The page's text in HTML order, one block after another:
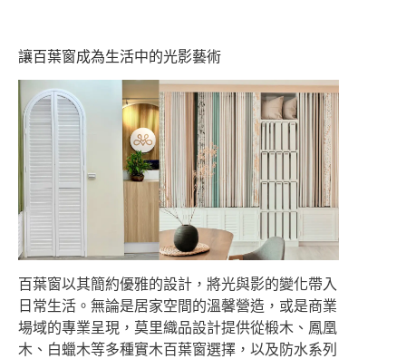
讓百葉窗成為生活中的光影藝術
百葉窗以其簡約優雅的設計，將光與影的變化帶入
日常生活。無論是居家空間的溫馨營造，或是商業
場域的專業呈現，莫里織品設計提供從椴木、鳳凰
木、白蠟木等多種實木百葉窗選擇，以及防水系列